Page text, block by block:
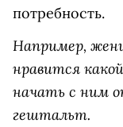
потребность.
Например,
нравится
начать с ним
гештальт.